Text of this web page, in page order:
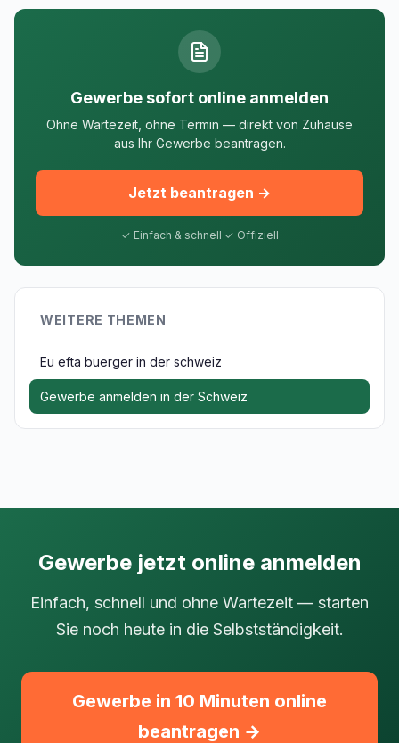
Gewerbe sofort online anmelden
Ohne Wartezeit, ohne Termin — direkt von Zuhause
aus Ihr Gewerbe beantragen.
Jetzt beantragen →
✓ Einfach & schnell ✓ Offiziell
WEITERE THEMEN
Eu efta buerger in der schweiz
Gewerbe anmelden in der Schweiz
Gewerbe jetzt online anmelden
Einfach, schnell und ohne Wartezeit — starten
Sie noch heute in die Selbstständigkeit.
Gewerbe in 10 Minuten online
beantragen →